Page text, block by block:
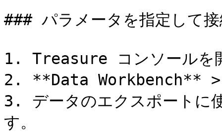
### パラメータを指定して
1. Treasure コンソールを
2. **Data Workbench** >
3. データのエクスポートに
す。